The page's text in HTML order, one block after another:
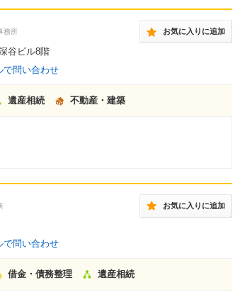
お気に入りに追加
務所
谷ビル8階
で問い合わせ
遺産相続 不動産・建築
お気に入りに追加
で問い合わせ
借金・債務整理 遺産相続